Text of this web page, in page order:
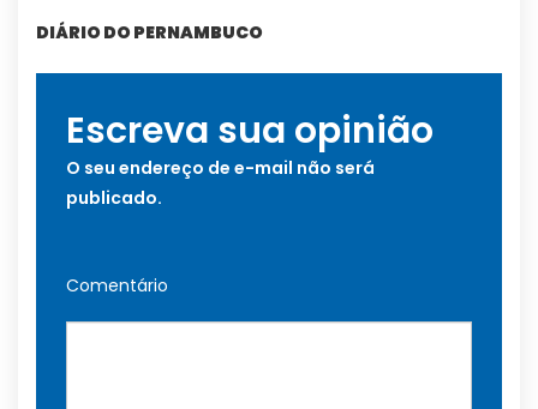
DIÁRIO DO PERNAMBUCO
Escreva sua opinião
O seu endereço de e-mail não será
publicado.
Comentário